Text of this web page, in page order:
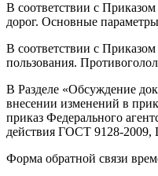
В соответствии с
дорог. Основные
В соответствии с
пользования.
В Разделе «Обсуждение
внесении изменений в
приказ Федерального
действия ГОСТ 9128-
Форма обратной связи